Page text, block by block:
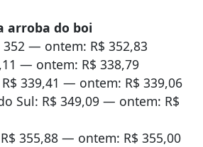
arroba do boi
352 — ontem: R$ 352,83
— ontem: R$ 338,79
339,41 — ontem: R$ 339,06
Sul: R$ 349,09 — ontem: R$
355,88 — ontem: R$ 355,00